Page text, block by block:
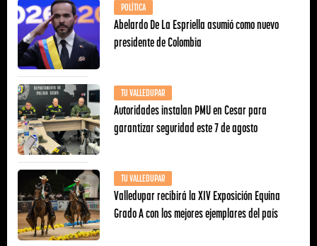
POLÍTICA
Abelardo De La Espriella asumió como nuevo
presidente de Colombia
TU VALLEDUPAR
Autoridades instalan PMU en Cesar para
garantizar seguridad este 7 de agosto
TU VALLEDUPAR
Valledupar recibirá la XIV Exposición Equina
Grado A con los mejores ejemplares del país